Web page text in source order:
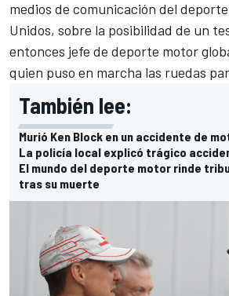
medios de comunicación del
Unidos, sobre la posibilidad de un
entonces jefe de deporte motor
quien puso en marcha las ruedas
También lee:
Murió Ken Block en un accidente de
La policía local explicó trágico
El mundo del deporte motor rinde
tras su muerte